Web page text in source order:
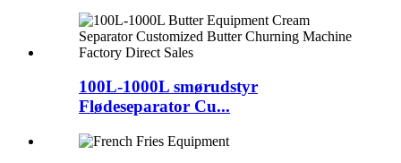
100L-1000L smørudstyr
Flødeseparator Cu...